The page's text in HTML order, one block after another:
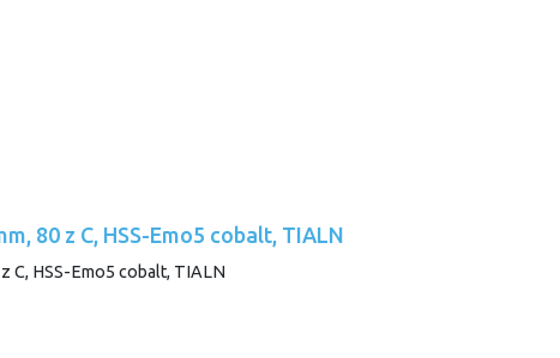
80 z C, HSS-Emo5 cobalt, TIALN